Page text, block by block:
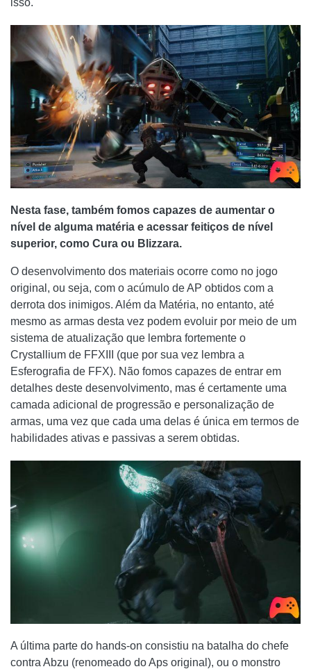
Nesta fase, também fomos capazes de aumentar o
nível de alguma matéria e acessar feitiços de nível
superior, como Cura ou Blizzara.
O desenvolvimento dos materiais ocorre como no jogo
original, ou seja, com o acúmulo de AP obtidos com a
derrota dos inimigos. Além da Matéria, no entanto, até
mesmo as armas desta vez podem evoluir por meio de um
sistema de atualização que lembra fortemente o
Crystallium de FFXIII (que por sua vez lembra a
Esferografia de FFX). Não fomos capazes de entrar em
detalhes deste desenvolvimento, mas é certamente uma
camada adicional de progressão e personalização de
armas, uma vez que cada uma delas é única em termos de
habilidades ativas e passivas a serem obtidas.
A última parte do hands-on consistiu na batalha do chefe
contra Abzu (renomeado do Aps original), ou o monstro